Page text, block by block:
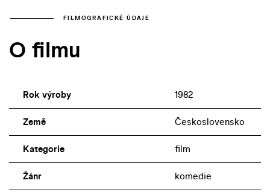
prototypem vnitřně neukotveného, lenivého outsidera,
ve filmu objevuje pozapomenutý Bohumír Starý. V roli
FILMOGRAFICKÉ ÚDAJE
O filmu
Rok výroby 1982
Země Československo
Kategorie film
Žánr komedie